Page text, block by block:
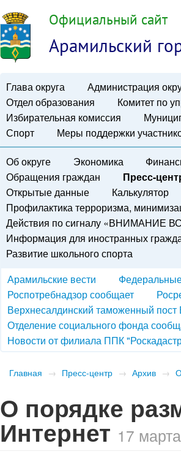
Официальный сайт
Арамильский
Глава округа Администрация
Отдел образования
Комитет по
Избирательная комиссия
Спорт
Меры поддержки
Об округе Экономика
Обращения граждан
Пресс-
Открытые данные
Калькулятор
Профилактика терроризма,
Действия по сигналу «ВНИМАНИЕ
Информация для иностранных
Развитие школьного спорта
Арамильские вести
Роспотребнадзор сообщает
Верхнесалдинский таможенный пост
Отделение социального фонда
Новости от филиала ППК
Главная → Пресс-центр → Архив →
О порядке
Интернет 17